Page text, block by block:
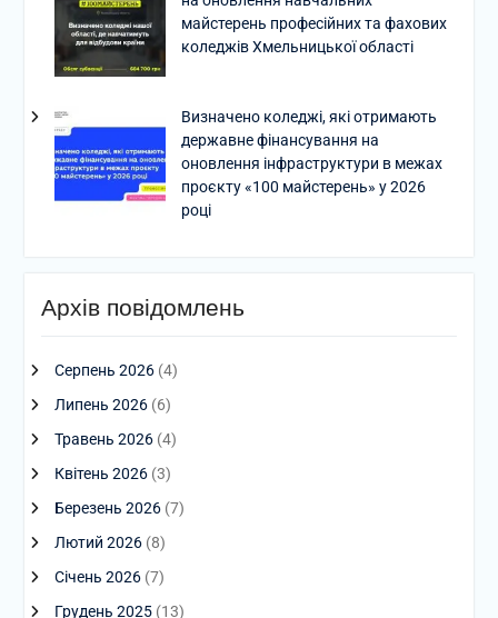
майстерень професійних та фахових
коледжів Хмельницької області
Визначено коледжі, які отримають
державне фінансування на
оновлення інфраструктури в межах
проєкту «100 майстерень» у 2026
році
Архів повідомлень
Серпень 2026(4)
Липень 2026(6)
Травень 2026(4)
Квітень 2026(3)
Березень 2026(7)
Лютий 2026(8)
Січень 2026(7)
Грудень 2025(13)